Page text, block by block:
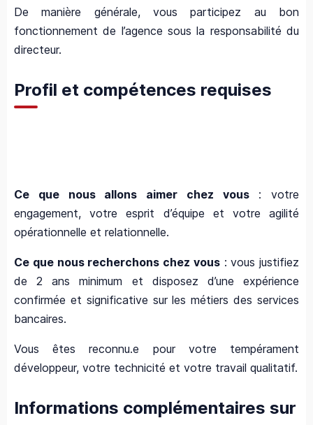
De manière générale, vous participez au bon
fonctionnement de l’agence sous la responsabilité du
directeur.
Profil et compétences requises
Ce que nous allons aimer chez vous: votre
engagement, votre esprit d’équipe et votre agilité
opérationnelle et relationnelle.
Ce que nous recherchons chez vous: vous justifiez
de 2 ans minimum et disposez d’une expérience
confirmée et significative sur les métiers des services
bancaires.
Vous êtes reconnu.e pour votre tempérament
développeur, votre technicité et votre travail qualitatif.
Informations complémentaires sur